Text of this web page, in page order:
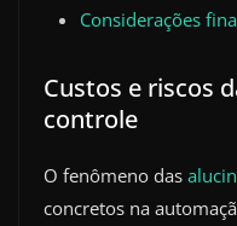
Considerações
Custos e riscos
controle
O fenômeno das
concretos na